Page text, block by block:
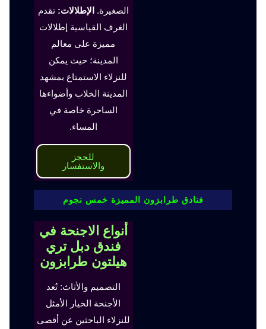
الصغيرة. الإطلالات: تقدم
الغرف القياسية إطلالات
مميزة على معالم
المدينة؛ حيث يمكن
للنزلاء الاستمتاع بمشهد
المدينة الخلاب وأضواءها
الساحرة خاصة في
المساء.
للحجز
والاستفسار
فنادق طرابزون المميزة خمس نجوم
أنواع الاجنحة في
فندق دبل تري
هيلتون طرابزون
التصميم والأثاث: تُعد
الأجنحة الخيار الأمثل
للنزلاء الباحثين عن أقصى